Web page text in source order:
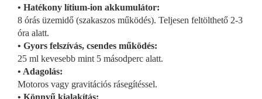
• Hatékony lítium-ion akkumulátor:
8 órás üzemidő (szakaszos működés). Teljesen feltölthető 2-3
óra alatt.
• Gyors felszívás, csendes működés:
25 ml kevesebb mint 5 másodperc alatt.
• Adagolás:
Motoros vagy gravitációs rásegítéssel.
• Könnyű kialakítás: